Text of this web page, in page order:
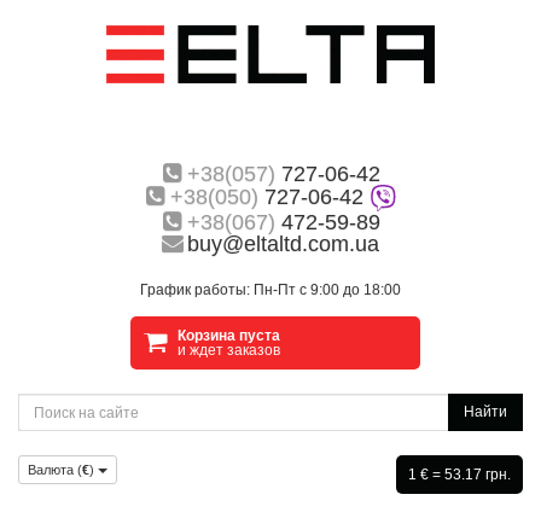
+38(057) 727-06-42
+38(050) 727-06-42
+38(067) 472-59-89
buy@eltaltd.com.ua
График работы: Пн-Пт с 9:00 до 18:00
Корзина пуста
и ждет заказов
Найти
Валюта (€) 1 € = 53.17 грн.